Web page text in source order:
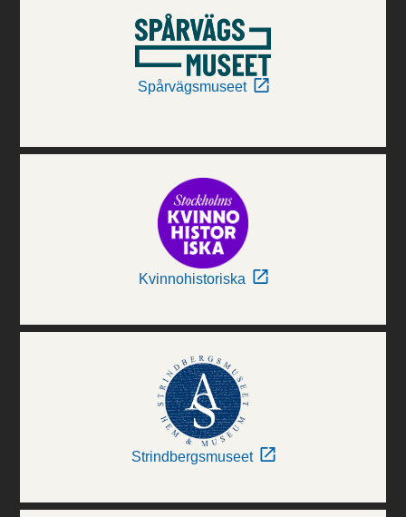
Spårvägsmuseet
Kvinnohistoriska
Strindbergsmuseet